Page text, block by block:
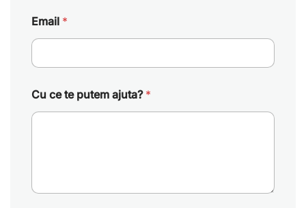
Email *
Cu ce te putem ajuta? *